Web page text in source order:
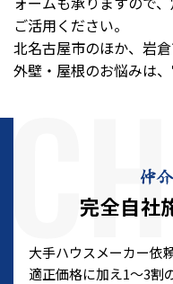
ご活用ください。
北名古屋市のほか、岩
外壁・屋根のお悩みは
完全自社
大手ハウスメーカー依
適正価格に加え1～3割